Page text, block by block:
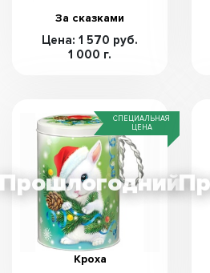
За сказками
Цена: 1 570 руб.
1 000 г.
СПЕЦИАЛЬНАЯ
ЦЕНА
Кроха